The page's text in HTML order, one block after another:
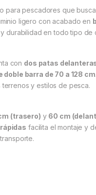
para pescadores que
ligero con acabado en
y durabilidad en todo tipo de
con dos patas
doble barra de 70 a 128 cm
y estilos de pesca.
(trasero) y 60 cm
facilita el montaje y